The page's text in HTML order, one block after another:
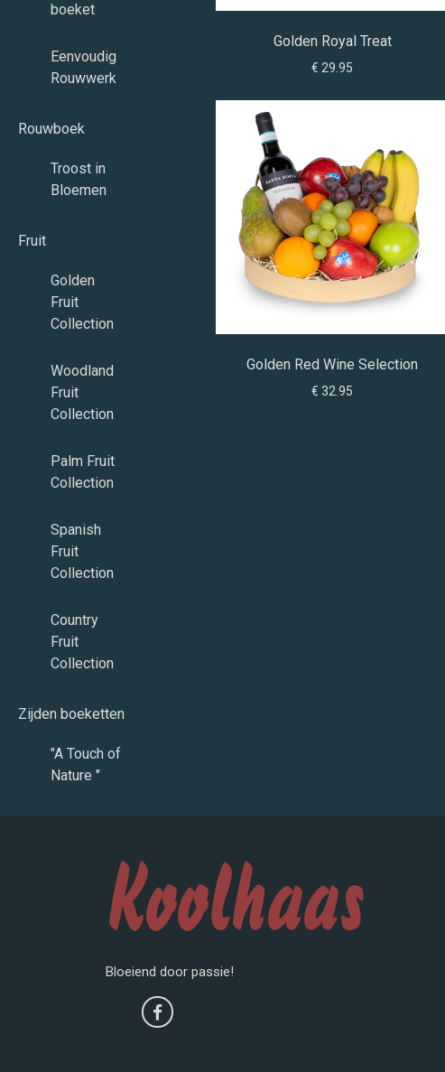
boeket
Eenvoudig
Rouwwerk
Rouwboek
Troost in
Bloemen
Fruit
Golden
Fruit
Collection
Woodland
Fruit
Collection
Palm Fruit
Collection
Spanish
Fruit
Collection
Country
Fruit
Collection
Zijden boeketten
"A Touch of
Nature "
Golden Royal Treat
€ 29.95
Golden Red Wine Selection
€ 32.95
Bloeiend door passie!